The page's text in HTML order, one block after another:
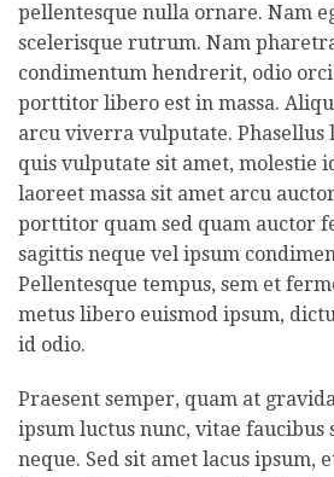
pellentesque nulla ornare. Nam
scelerisque rutrum. Nam
condimentum hendrerit, odio
porttitor libero est in massa.
arcu viverra vulputate.
quis vulputate sit amet, molestie
laoreet massa sit amet arcu
porttitor quam sed quam auctor
sagittis neque vel ipsum
Pellentesque tempus, sem et
metus libero euismod ipsum,
id odio.
Praesent semper, quam at
ipsum luctus nunc, vitae faucibus
neque. Sed sit amet lacus ipsum,